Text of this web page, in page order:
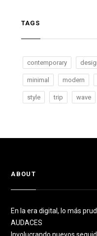
TAGS
contemporary
minimal modern
style trip wave
ABOUT
En la era digital, lo más
AUDACES